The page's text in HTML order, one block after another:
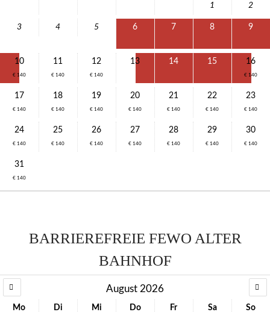
1 2
3 4 5 6 7 8 9
10
€ 140
11
€ 140
12
€ 140
13 14 15 16
€ 140
17
€ 140
18
€ 140
19
€ 140
20
€ 140
21
€ 140
22
€ 140
23
€ 140
24
€ 140
25
€ 140
26
€ 140
27
€ 140
28
€ 140
29
€ 140
30
€ 140
31
€ 140
BARRIEREFREIE FEWO ALTER
BAHNHOF
August 2026
Mo Di Mi Do Fr Sa So